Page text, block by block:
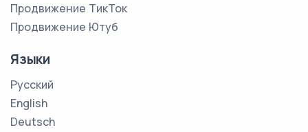
Продвижение ТикТок
Продвижение Ютуб
Языки
Русский
English
Deutsch